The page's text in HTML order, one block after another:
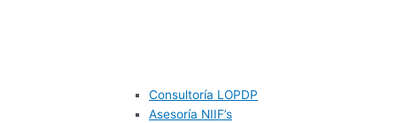
Consultoría LOPDP
Asesoría NIIF’s